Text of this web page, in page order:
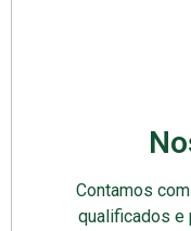
Contamos
qualificados e